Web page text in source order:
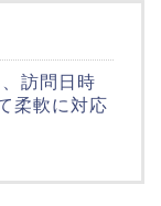
訪問日時
柔軟に対応